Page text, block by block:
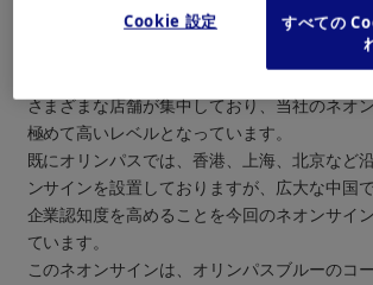
大道物資ビルは、市内を東西に横断する歴史
都大道と順城大道の交差点に面したデパート
さまざまな店舗が集中しており、当社のネオ
極めて高いレベルとなっています。
既にオリンパスでは、香港、上海、北京など
ンサインを設置しておりますが、広大な中国
企業認知度を高めることを今回のネオンサイ
ています。
このネオンサインは、オリンパスブルーのコ
Cookie 設定
すべての